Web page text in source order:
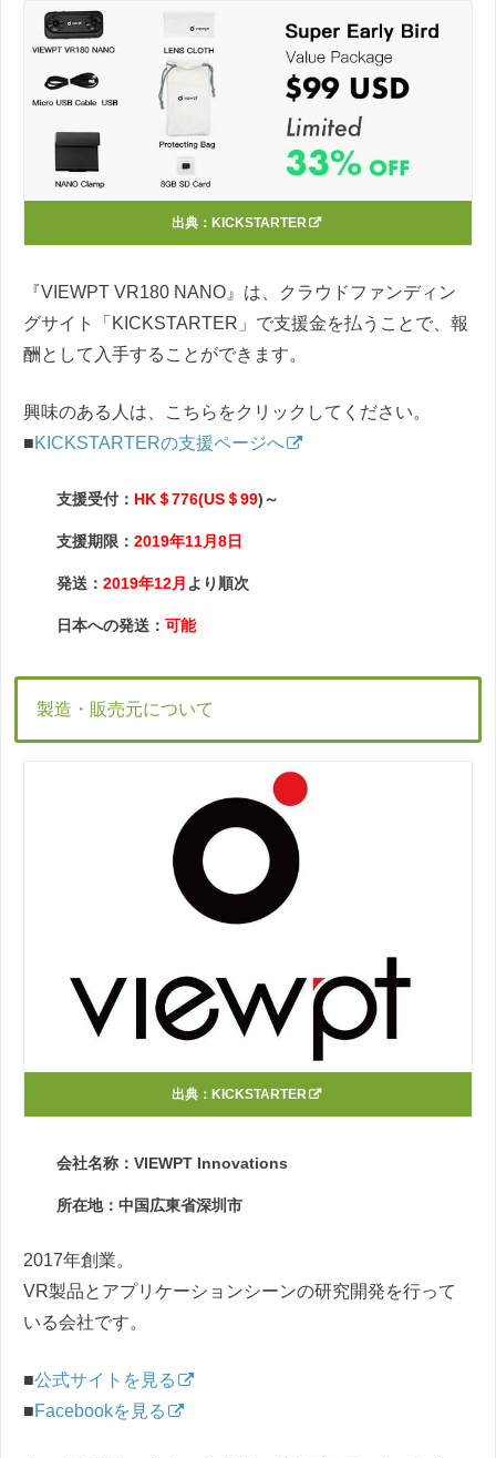
出典： KICKSTARTER
『VIEWPT VR180 NANO』は、クラウドファンディン
グサイト「KICKSTARTER」で支援金を払うことで、報
酬として入手することができます。
興味のある人は、こちらをクリックしてください。
■KICKSTARTERの支援ページへ
支援受付： HK＄776(US＄99)～
支援期限： 2019年11月8日
発送： 2019年12月 より順次
日本への発送： 可能
製造・販売元について
出典： KICKSTARTER
会社名称：VIEWPT Innovations
所在地：中国広東省深圳市
2017年創業。
VR製品とアプリケーションシーンの研究開発を行って
いる会社です。
■公式サイトを見る
■Facebookを見る